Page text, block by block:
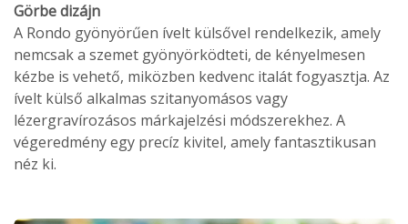
Görbe dizájn
A Rondo gyönyörűen ívelt külsővel rendelkezik, amely
nemcsak a szemet gyönyörködteti, de kényelmesen
kézbe is vehető, miközben kedvenc italát fogyasztja. Az
ívelt külső alkalmas szitanyomásos vagy
lézergravírozásos márkajelzési módszerekhez. A
végeredmény egy precíz kivitel, amely fantasztikusan
néz ki.